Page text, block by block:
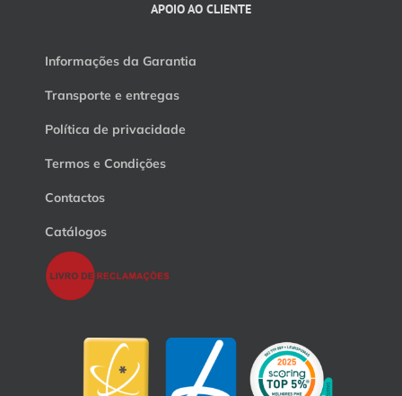
APOIO AO CLIENTE
Informações da Garantia
Transporte e entregas
Política de privacidade
Termos e Condições
Contactos
Catálogos